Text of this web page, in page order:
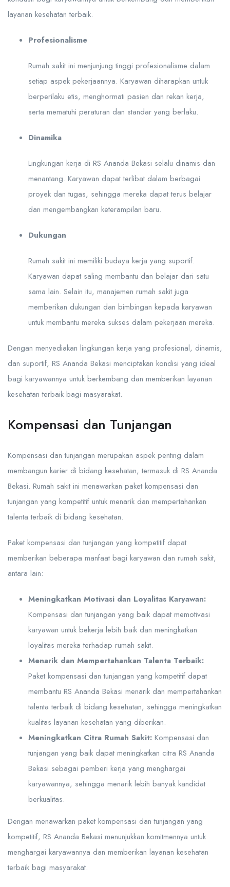
layanan kesehatan terbaik.
Profesionalisme
Rumah sakit ini menjunjung tinggi profesionalisme dalam
setiap aspek pekerjaannya. Karyawan diharapkan untuk
berperilaku etis, menghormati pasien dan rekan kerja,
serta mematuhi peraturan dan standar yang berlaku.
Dinamika
Lingkungan kerja di RS Ananda Bekasi selalu dinamis dan
menantang. Karyawan dapat terlibat dalam berbagai
proyek dan tugas, sehingga mereka dapat terus belajar
dan mengembangkan keterampilan baru.
Dukungan
Rumah sakit ini memiliki budaya kerja yang suportif.
Karyawan dapat saling membantu dan belajar dari satu
sama lain. Selain itu, manajemen rumah sakit juga
memberikan dukungan dan bimbingan kepada karyawan
untuk membantu mereka sukses dalam pekerjaan mereka.
Dengan menyediakan lingkungan kerja yang profesional, dinamis,
dan suportif, RS Ananda Bekasi menciptakan kondisi yang ideal
bagi karyawannya untuk berkembang dan memberikan layanan
kesehatan terbaik bagi masyarakat.
Kompensasi dan Tunjangan
Kompensasi dan tunjangan merupakan aspek penting dalam
membangun karier di bidang kesehatan, termasuk di RS Ananda
Bekasi. Rumah sakit ini menawarkan paket kompensasi dan
tunjangan yang kompetitif untuk menarik dan mempertahankan
talenta terbaik di bidang kesehatan.
Paket kompensasi dan tunjangan yang kompetitif dapat
memberikan beberapa manfaat bagi karyawan dan rumah sakit,
antara lain:
Meningkatkan Motivasi dan Loyalitas Karyawan:
Kompensasi dan tunjangan yang baik dapat memotivasi
karyawan untuk bekerja lebih baik dan meningkatkan
loyalitas mereka terhadap rumah sakit.
Menarik dan Mempertahankan Talenta Terbaik:
Paket kompensasi dan tunjangan yang kompetitif dapat
membantu RS Ananda Bekasi menarik dan mempertahankan
talenta terbaik di bidang kesehatan, sehingga meningkatkan
kualitas layanan kesehatan yang diberikan.
Meningkatkan Citra Rumah Sakit: Kompensasi dan
tunjangan yang baik dapat meningkatkan citra RS Ananda
Bekasi sebagai pemberi kerja yang menghargai
karyawannya, sehingga menarik lebih banyak kandidat
berkualitas.
Dengan menawarkan paket kompensasi dan tunjangan yang
kompetitif, RS Ananda Bekasi menunjukkan komitmennya untuk
menghargai karyawannya dan memberikan layanan kesehatan
terbaik bagi masyarakat.